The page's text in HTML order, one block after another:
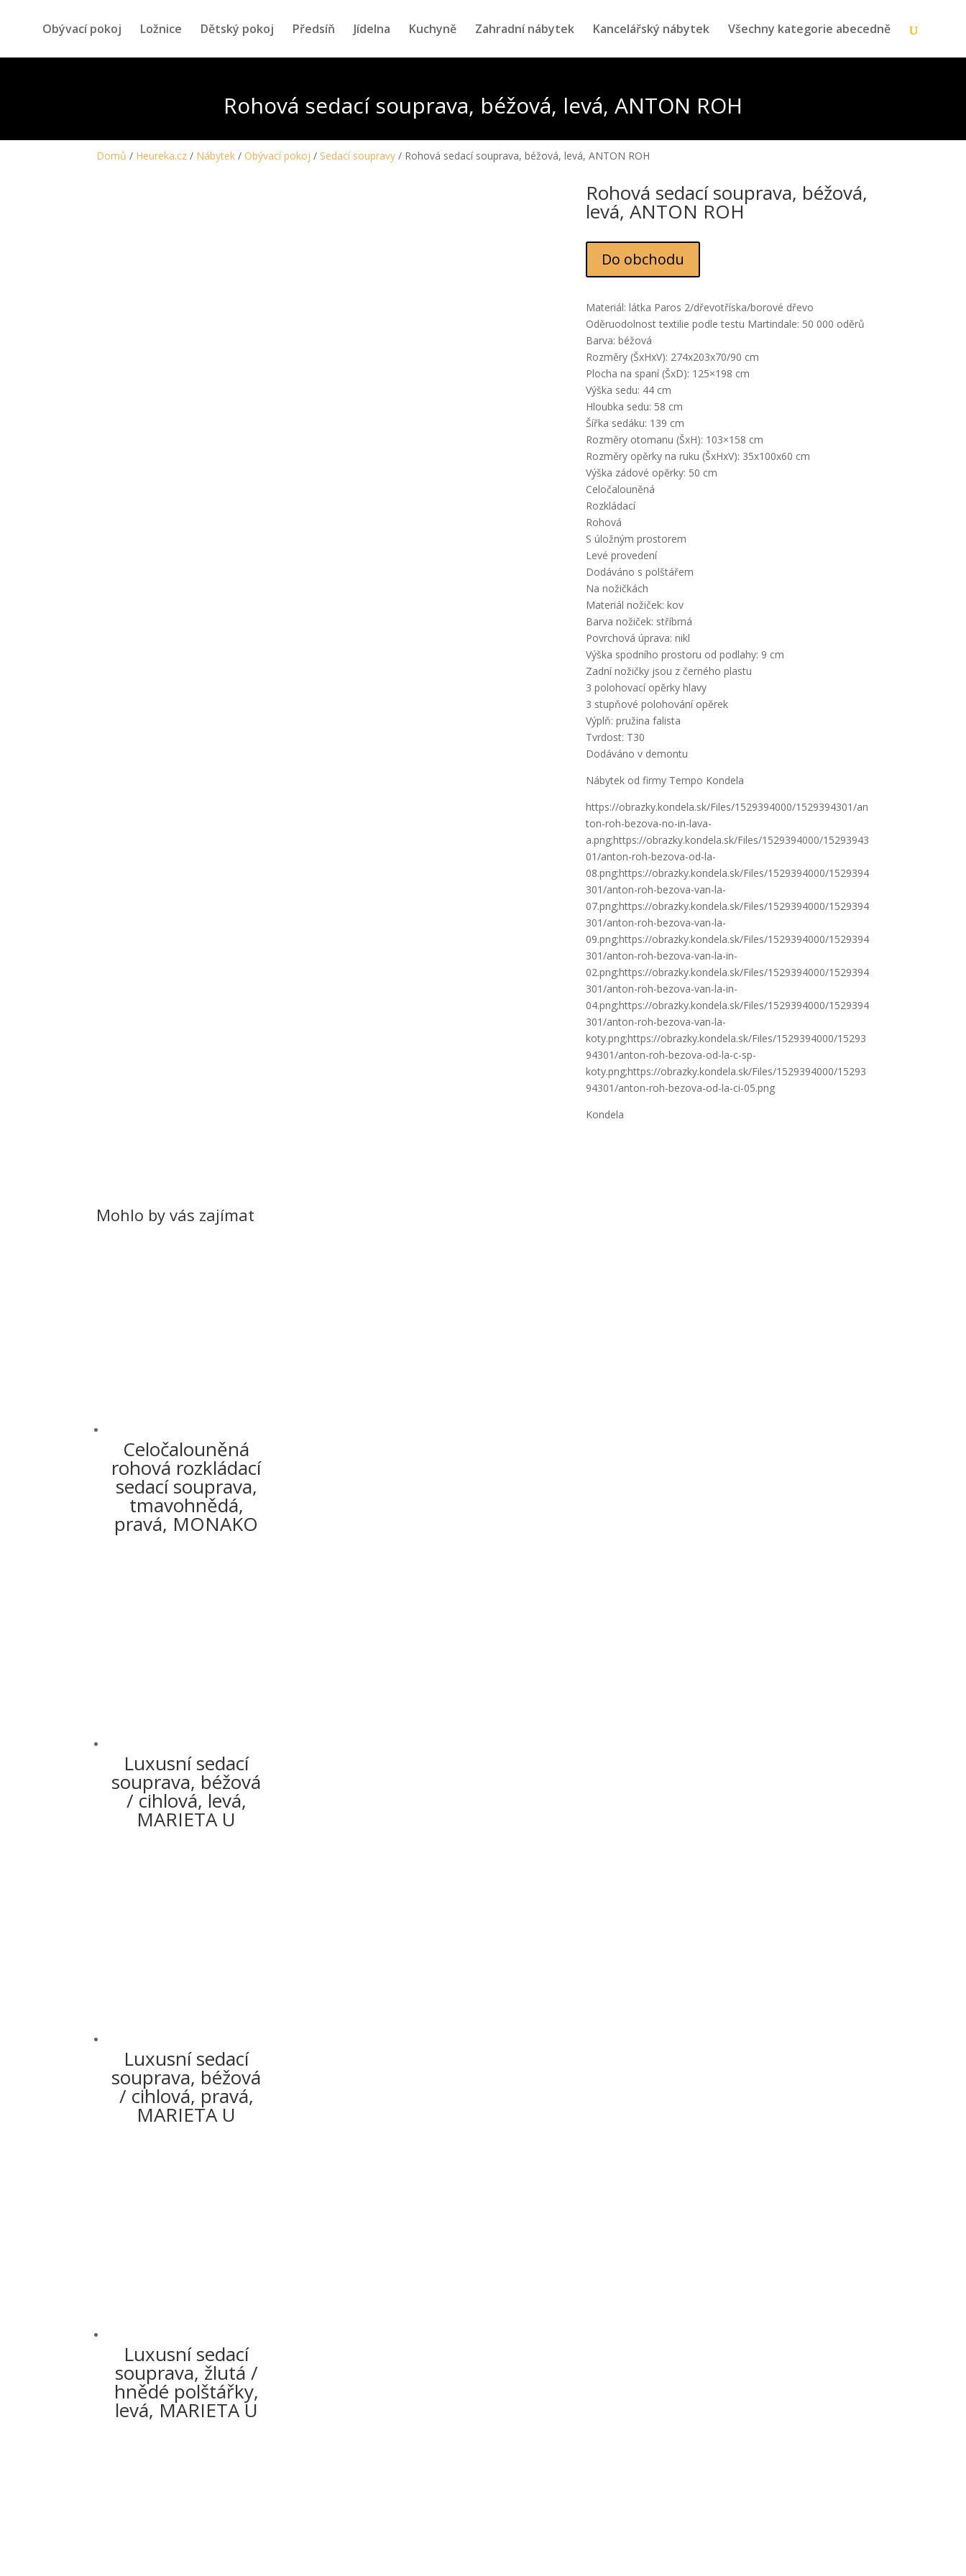
Obývací pokoj Ložnice Dětský pokoj Předsíň Jídelna Kuchyně Zahradní nábytek Kancelářský nábytek Všechny kategorie abecedně
Rohová sedací souprava, béžová, levá, ANTON ROH
Domů / Heureka.cz / Nábytek /Obývací pokoj / Sedací soupravy / Rohová sedací souprava, béžová, levá, ANTON ROH
Rohová sedací souprava, béžová,
levá, ANTON ROH
Do obchodu
Materiál: látka Paros 2/dřevotříska/borové dřevo
Oděruodolnost textilie podle testu Martindale: 50 000 oděrů
Barva: béžová
Rozměry (ŠxHxV): 274x203x70/90 cm
Plocha na spaní (ŠxD): 125×198 cm
Výška sedu: 44 cm
Hloubka sedu: 58 cm
Šířka sedáku: 139 cm
Rozměry otomanu (ŠxH): 103×158 cm
Rozměry opěrky na ruku (ŠxHxV): 35x100x60 cm
Výška zádové opěrky: 50 cm
Celočalouněná
Rozkládací
Rohová
S úložným prostorem
Levé provedení
Dodáváno s polštářem
Na nožičkách
Materiál nožiček: kov
Barva nožiček: stříbrná
Povrchová úprava: nikl
Výška spodního prostoru od podlahy: 9 cm
Zadní nožičky jsou z černého plastu
3 polohovací opěrky hlavy
3 stupňové polohování opěrek
Výplň: pružina falista
Tvrdost: T30
Dodáváno v demontu
Nábytek od firmy Tempo Kondela
https://obrazky.kondela.sk/Files/1529394000/1529394301/an
ton-roh-bezova-no-in-lava-
a.png;https://obrazky.kondela.sk/Files/1529394000/15293943
01/anton-roh-bezova-od-la-
08.png;https://obrazky.kondela.sk/Files/1529394000/1529394
301/anton-roh-bezova-van-la-
07.png;https://obrazky.kondela.sk/Files/1529394000/1529394
301/anton-roh-bezova-van-la-
09.png;https://obrazky.kondela.sk/Files/1529394000/1529394
301/anton-roh-bezova-van-la-in-
02.png;https://obrazky.kondela.sk/Files/1529394000/1529394
301/anton-roh-bezova-van-la-in-
04.png;https://obrazky.kondela.sk/Files/1529394000/1529394
301/anton-roh-bezova-van-la-
koty.png;https://obrazky.kondela.sk/Files/1529394000/15293
94301/anton-roh-bezova-od-la-c-sp-
koty.png;https://obrazky.kondela.sk/Files/1529394000/15293
94301/anton-roh-bezova-od-la-ci-05.png
Kondela
Mohlo by vás zajímat
Celočalouněná
rohová rozkládací
sedací souprava,
tmavohnědá,
pravá, MONAKO
Luxusní sedací
souprava, béžová
/ cihlová, levá,
MARIETA U
Luxusní sedací
souprava, béžová
/ cihlová, pravá,
MARIETA U
Luxusní sedací
souprava, žlutá /
hnědé polštářky,
levá, MARIETA U